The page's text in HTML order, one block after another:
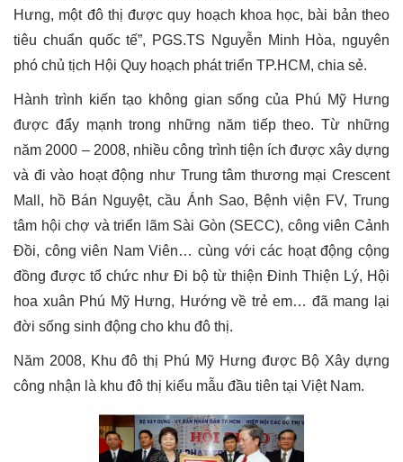
Hưng, một đô thị được quy hoạch khoa học, bài bản theo
tiêu chuẩn quốc tế”, PGS.TS Nguyễn Minh Hòa, nguyên
phó chủ tịch Hội Quy hoạch phát triển TP.HCM, chia sẻ.
Hành trình kiến tạo không gian sống của Phú Mỹ Hưng
được đẩy mạnh trong những năm tiếp theo. Từ những
năm 2000 – 2008, nhiều công trình tiện ích được xây dựng
và đi vào hoạt động như Trung tâm thương mại Crescent
Mall, hồ Bán Nguyệt, cầu Ánh Sao, Bệnh viện FV, Trung
tâm hội chợ và triển lãm Sài Gòn (SECC), công viên Cảnh
Đồi, công viên Nam Viên… cùng với các hoạt động cộng
đồng được tổ chức như Đi bộ từ thiện Đinh Thiện Lý, Hội
hoa xuân Phú Mỹ Hưng, Hướng về trẻ em… đã mang lại
đời sống sinh động cho khu đô thị.
Năm 2008, Khu đô thị Phú Mỹ Hưng được Bộ Xây dựng
công nhận là khu đô thị kiểu mẫu đầu tiên tại Việt Nam.